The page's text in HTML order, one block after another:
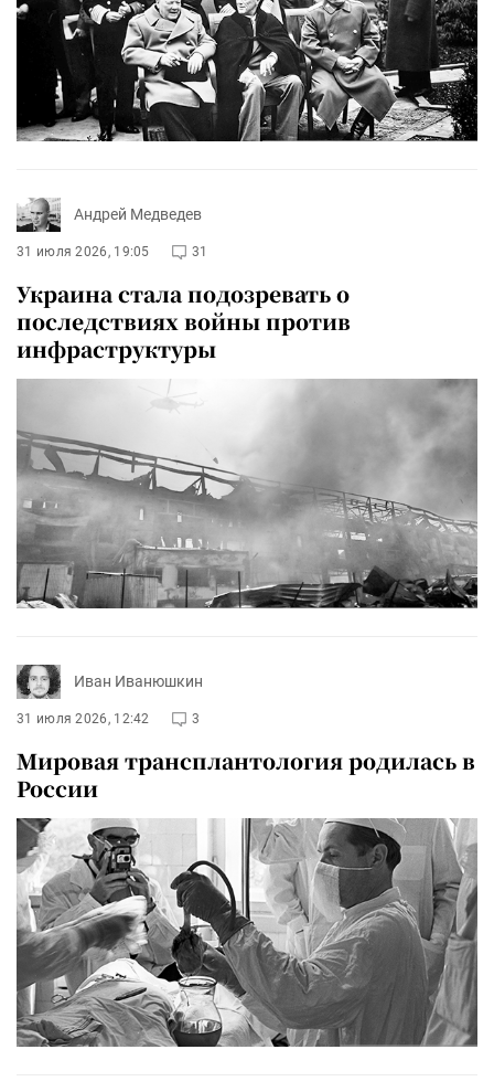
Андрей Медведев
31 июля 2026, 19:05 31
Украина стала подозревать о
последствиях войны против
инфраструктуры
Иван Иванюшкин
31 июля 2026, 12:42 3
Мировая трансплантология родилась в
России